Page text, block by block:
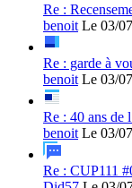
Re :
benoit Le 03/
Re : garde à
benoit Le 03/
Re : 40 ans de
benoit Le 03/
Re : CUP111